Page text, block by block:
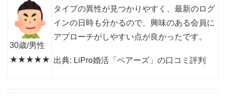
30歳/男性
★★★★★
タイプの異性が見つかりやすく、最新のログ
インの日時も分かるので、興味のある会員に
アプローチがしやすい点が良かったです。
出典: LiPro婚活「ペアーズ」の口コミ評判